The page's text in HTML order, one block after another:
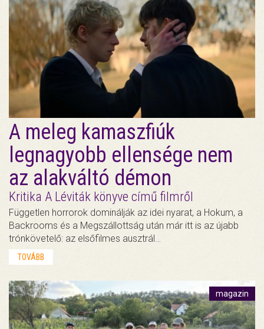
A meleg kamaszfiúk
legnagyobb ellensége nem
az alakváltó démon
Kritika A Léviták könyve című filmről
Független horrorok dominálják az idei nyarat, a Hokum, a
Backrooms és a Megszállottság után már itt is az újabb
trónkövetelő: az elsőfilmes ausztrál…
TOVÁBB
magazin